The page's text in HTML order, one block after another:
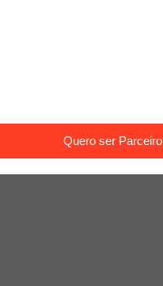
Quero ser Parceiro